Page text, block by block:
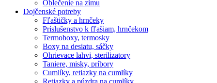
Oblečenie na zimu
Dojčenské potreby
Fľaštičky a hrnčeky
Príslušenstvo k fľašiam, hrnčekom
Termoboxy, termosky
Boxy na desiatu, sáčky
Ohrievace lahvi, sterilizatory
Taniere, misky, príbory
Cumlíky, retiazky na cumlíky
Retiazky a púzdra na cumlíky